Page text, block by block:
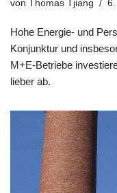
von Thomas Tjiang
Hohe Energie- und
Konjunktur und
M+E-Betriebe
lieber ab.